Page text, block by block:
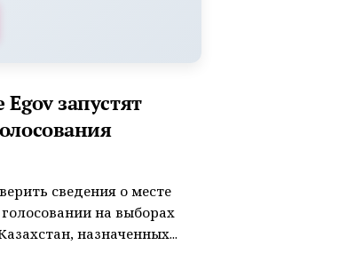
запустят
сведения о месте
на выборах
назначенных...